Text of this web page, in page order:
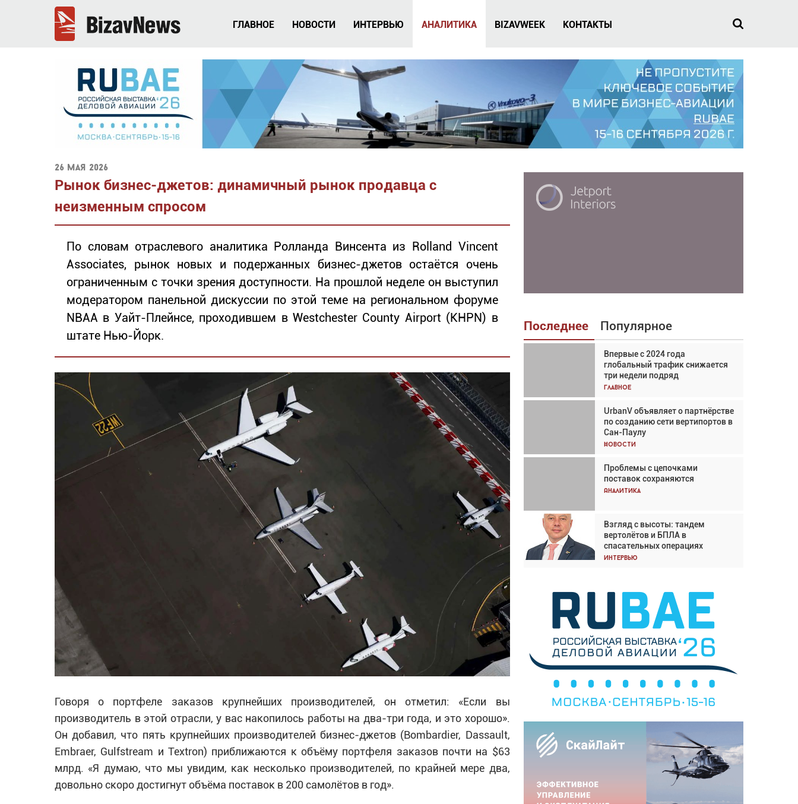
ГЛАВНОЕ НОВОСТИ ИНТЕРВЬЮ АНАЛИТИКА BIZAVWEEK КОНТАКТЫ
26 мая 2026
Рынок бизнес-джетов: динамичный рынок продавца с
неизменным спросом
По словам отраслевого аналитика Ролланда Винсента из Rolland Vincent
Associates, рынок новых и подержанных бизнес-джетов остаётся очень
ограниченным с точки зрения доступности. На прошлой неделе он выступил
модератором панельной дискуссии по этой теме на региональном форуме
NBAA в Уайт-Плейнсе, проходившем в Westchester County Airport (KHPN) в
штате Нью-Йорк.
Говоря о портфеле заказов крупнейших производителей, он отметил: «Если вы
производитель в этой отрасли, у вас накопилось работы на два-три года, и это хорошо».
Он добавил, что пять крупнейших производителей бизнес-джетов (Bombardier, Dassault,
Embraer, Gulfstream и Textron) приближаются к объёму портфеля заказов почти на $63
млрд. «Я думаю, что мы увидим, как несколько производителей, по крайней мере два,
довольно скоро достигнут объёма поставок в 200 самолётов в год».
Последнее Популярное
Впервые с 2024 года
глобальный трафик снижается
три недели подряд
Главное
UrbanV объявляет о партнёрстве
по созданию сети вертипортов в
Сан-Паулу
Новости
Проблемы с цепочками
поставок сохраняются
Аналитика
Взгляд с высоты: тандем
вертолётов и БПЛА в
спасательных операциях
Интервью
Взгляд с высоты: тандем
вертолётов и БПЛА в
спасательных операциях
Главное
Авиационный фотограф Дэйв
Кох: «Фотография говорит сама
за себя... а ИИ всё портит»
Новости
Впервые с 2024 года
глобальный трафик снижается
три недели подряд
Частный самолёт – это актив.
Подходите к покупке
соответствующим образом
Интервью